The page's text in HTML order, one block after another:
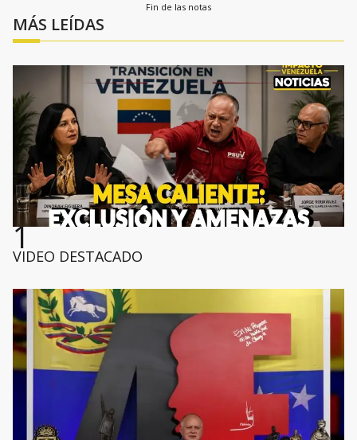
Fin de las notas
MÁS LEÍDAS
1
VIDEO DESTACADO